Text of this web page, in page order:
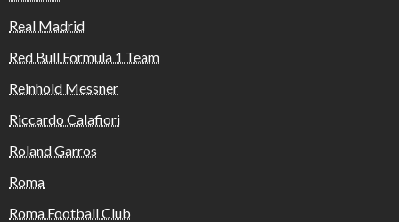
Real Madrid
Red Bull Formula 1 Team
Reinhold Messner
Riccardo Calafiori
Roland Garros
Roma
Roma Football Club